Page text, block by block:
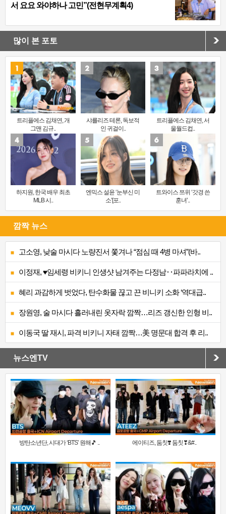
서 요요 와야하나 고민”(전현무계획4)
많이 본 포토
트리플에스 김채연, 개
그맨 김규..
샤를리즈 테론, 독보적
인 귀걸이..
트리플에스 김채연, 서
울월드컵..
하지원, 한국 배우 최초
MLB 시..
엔믹스 설윤 ‘눈부신 미
소’[포..
트와이스 쯔위 ‘갓경 쓴
훈녀’..
깜짝 뉴스
고소영, 낮술 마시다 노량진서 쫓겨나 “점심 때 4병 마셔”(바..
이정재, ♥임세령 비키니 인생샷 남겨주는 다정남‥파파라치에 ..
혜리 과감하게 벗었다, 탄수화물 끊고 끈 비니키 소화 ‘역대급..
장원영, 술 마시다 흘러내린 옷자락 깜짝…리즈 갱신한 인형 비..
이동국 딸 재시, 파격 비키니 자태 깜짝…美 명문대 합격 후 리..
뉴스엔TV
방탄소년단, 시대가 ‘BTS’ 원해🎵 .. 에이티즈, 둠칫❣️ 둠칫❣&#..